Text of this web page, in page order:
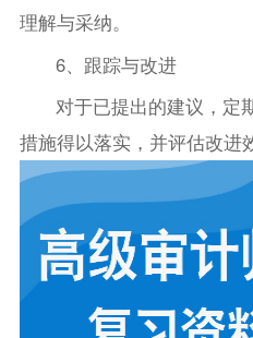
理解与采纳。
6、跟踪与改进
对于已提出的建议，定
措施得以落实，并评估改进